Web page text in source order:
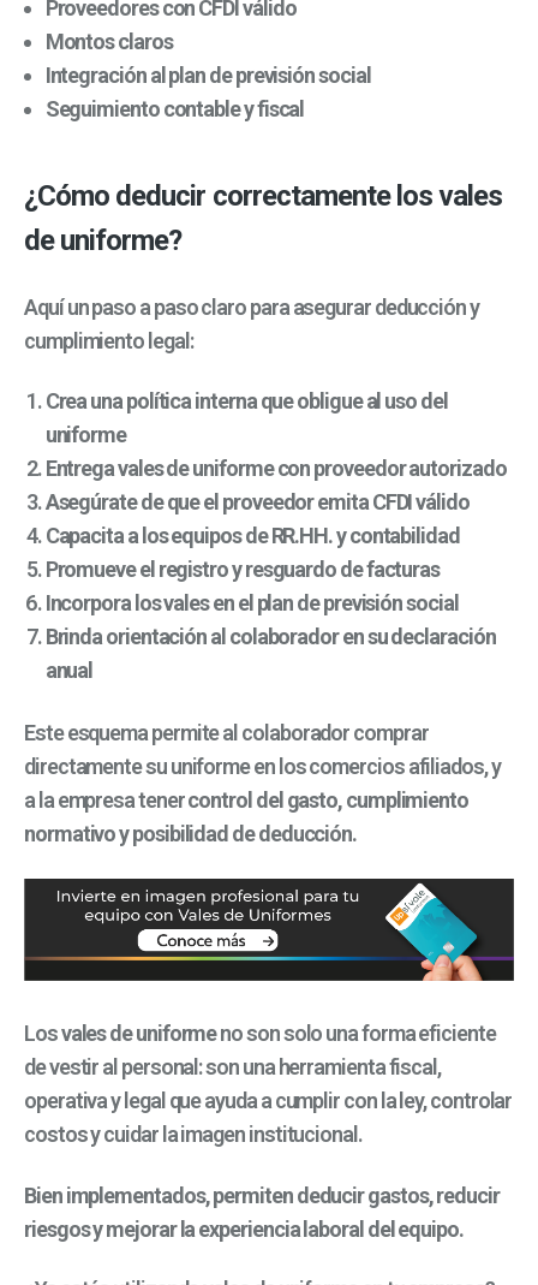
Proveedores con CFDI válido
Montos claros
Integración al plan de previsión social
Seguimiento contable y fiscal
¿Cómo deducir correctamente los vales
de uniforme?
Aquí un paso a paso claro para asegurar deducción y
cumplimiento legal:
Crea una política interna que obligue al uso del
uniforme
Entrega vales de uniforme con proveedor autorizado
Asegúrate de que el proveedor emita CFDI válido
Capacita a los equipos de RR.HH. y contabilidad
Promueve el registro y resguardo de facturas
Incorpora los vales en el plan de previsión social
Brinda orientación al colaborador en su declaración
anual
Este esquema permite al colaborador comprar
directamente su uniforme en los comercios afiliados, y
a la empresa tenercontrol del gasto, cumplimiento
normativo y posibilidad de deducción.
Losvales de uniformeno son solo una forma eficiente
de vestir al personal: son una herramienta fiscal,
operativa y legal que ayuda a cumplir con la ley, controlar
costos y cuidar la imagen institucional.
Bien implementados, permiten deducir gastos, reducir
riesgos y mejorar la experiencia laboral del equipo.